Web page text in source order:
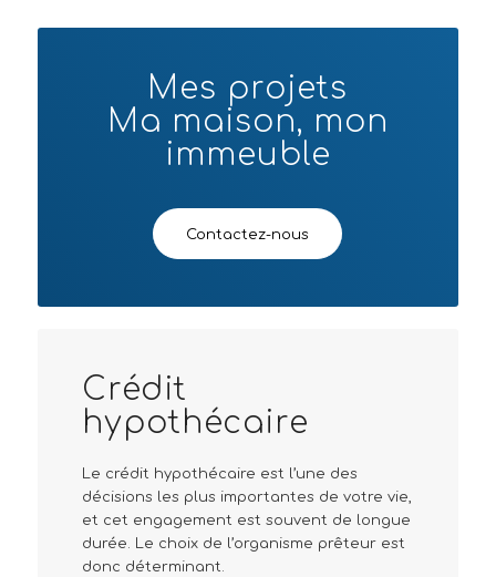
Mes projets
Ma maison, mon
immeuble
Contactez-nous
Crédit
hypothécaire
Le crédit hypothécaire est l’une des
décisions les plus importantes de votre vie,
et cet engagement est souvent de longue
durée. Le choix de l’organisme prêteur est
donc déterminant.